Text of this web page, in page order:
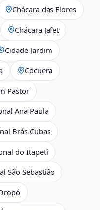
Chácara das Flores
Chácara Jafet
Cidade Jardim
Cocuera
Pastor
Ana Paula
Brás Cubas
do Itapeti
São Sebastião